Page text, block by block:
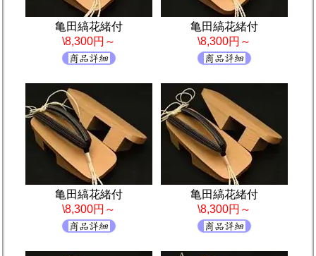
亀田縞花緒付
\8,300円～
亀田縞花緒付
\8,300円～
亀田縞花緒付
\8,300円～
亀田縞花緒付
\8,300円～